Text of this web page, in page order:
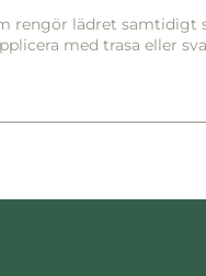
rengör lädret samtidigt
med trasa eller